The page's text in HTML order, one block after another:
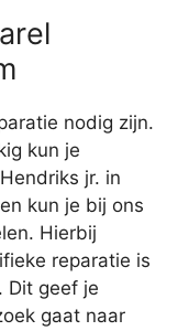
nodig zijn.
kun je
jr. in
kun je bij ons
Hierbij
reparatie is
Dit geef je
gaat naar